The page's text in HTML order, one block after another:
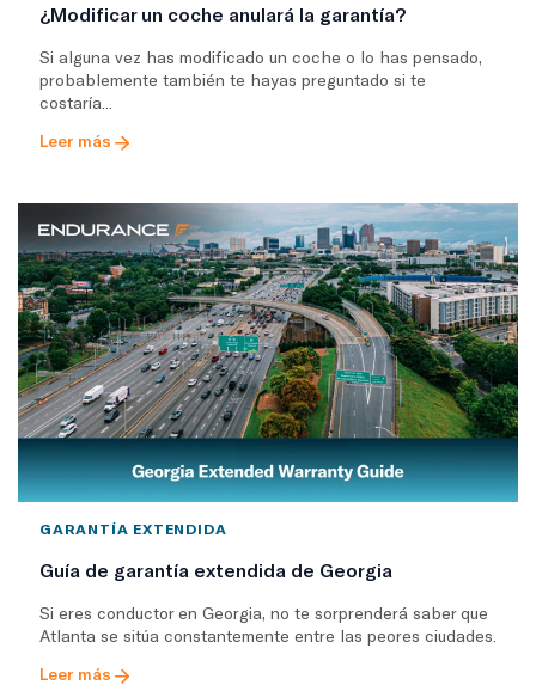
¿Modificar un coche anulará la garantía?
Si alguna vez has modificado un coche o lo has pensado,
probablemente también te hayas preguntado si te
costaría...
Leer más
GARANTÍA EXTENDIDA
Guía de garantía extendida de Georgia
Si eres conductor en Georgia, no te sorprenderá saber que
Atlanta se sitúa constantemente entre las peores ciudades.
Leer más